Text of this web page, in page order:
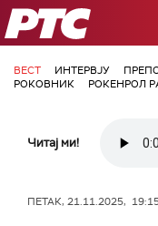
РТС
ВЕСТ ИНТЕРВЈУ
РОКОВНИК
РОКЕНРОЛ
Читај ми!
ПЕТАК, 21.11.2025,